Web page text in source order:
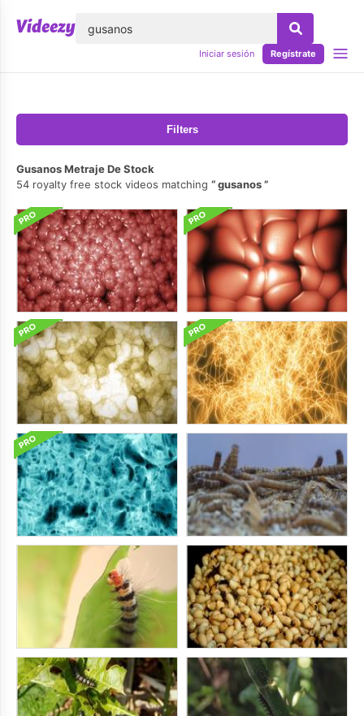
Iniciar sesión Regístrate
Filters
Gusanos Metraje De Stock
54 royalty free stock videos matching
gusanos